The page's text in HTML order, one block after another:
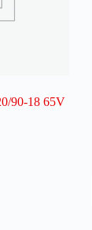
90-18 65V